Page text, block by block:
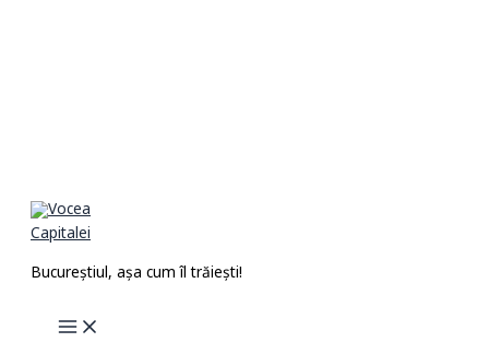
Skip
Bucureștiul, așa cum îl trăiești!